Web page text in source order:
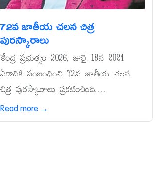
72వ జాతీయ చలన చిత్ర
పురస్కారాలు
కేంద్ర ప్రభుత్వం 2026, జులై 18న 2024
ఏడాదికి సంబంధించి 72వ జాతీయ చలన
చిత్ర పురస్కారాలు ప్రకటించింది....
Read more →